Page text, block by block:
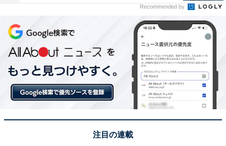
ハイセンス「50E60N」
【Amazon.co.jp限定】ハイセンス【3年保証】50V型
50E60N 4K スマート Wチューナー内蔵 ネット動画 液晶
テレビ HDMI2.1 低遅延ゲームモード Alexa AirPlay2
Recommended by
注目の連載